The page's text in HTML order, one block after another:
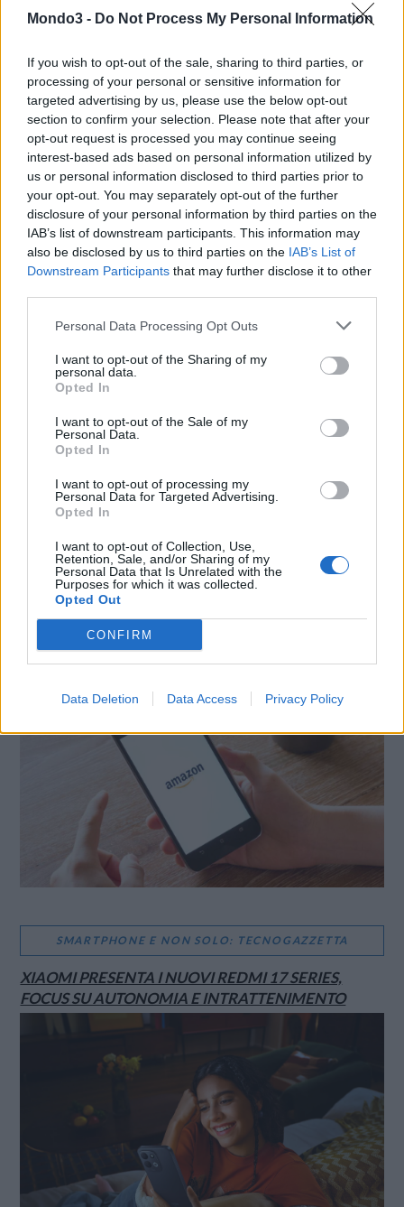
Mondo3 - Do Not Process My Personal Information
If you wish to opt-out of the sale, sharing to third parties, or
processing of your personal or sensitive information for
targeted advertising by us, please use the below opt-out
section to confirm your selection. Please note that after your
opt-out request is processed you may continue seeing
interest-based ads based on personal information utilized by
us or personal information disclosed to third parties prior to
your opt-out. You may separately opt-out of the further
disclosure of your personal information by third parties on the
IAB’s list of downstream participants. This information may
also be disclosed by us to third parties on the IAB’s List of
Downstream Participants that may further disclose it to other
Personal Data Processing Opt Outs
I want to opt-out of the Sharing of my
personal data.
Opted In
I want to opt-out of the Sale of my
Personal Data.
Opted In
I want to opt-out of processing my
Personal Data for Targeted Advertising.
Opted In
I want to opt-out of Collection, Use,
Retention, Sale, and/or Sharing of my
Personal Data that Is Unrelated with the
Purposes for which it was collected.
Opted Out
CONFIRM
Data Deletion Data Access Privacy Policy
CONDIVIDI QUESTO ARTICOLO:
X Mastodon Telegram
WhatsApp Stampa
SMARTPHONE E NON SOLO: TECNOGAZZETTA
XIAOMI PRESENTA I NUOVI REDMI 17 SERIES,
FOCUS SU AUTONOMIA E INTRATTENIMENTO